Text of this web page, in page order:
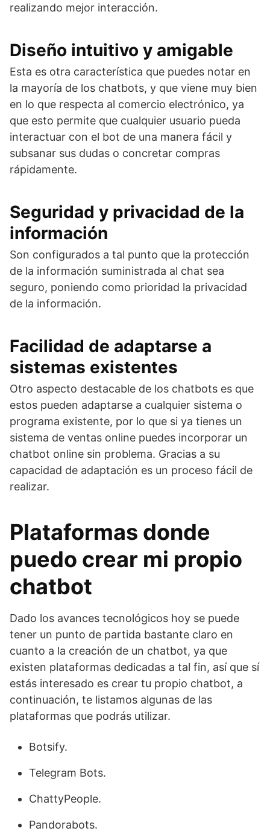
realizando mejor interacción.
Diseño intuitivo y amigable
Esta es otra característica que puedes notar en
la mayoría de los chatbots, y que viene muy bien
en lo que respecta al comercio electrónico, ya
que esto permite que cualquier usuario pueda
interactuar con el bot de una manera fácil y
subsanar sus dudas o concretar compras
rápidamente.
Seguridad y privacidad de la
información
Son configurados a tal punto que la protección
de la información suministrada al chat sea
seguro, poniendo como prioridad la privacidad
de la información.
Facilidad de adaptarse a
sistemas existentes
Otro aspecto destacable de los chatbots es que
estos pueden adaptarse a cualquier sistema o
programa existente, por lo que si ya tienes un
sistema de ventas online puedes incorporar un
chatbot online sin problema. Gracias a su
capacidad de adaptación es un proceso fácil de
realizar.
Plataformas donde
puedo crear mi propio
chatbot
Dado los avances tecnológicos hoy se puede
tener un punto de partida bastante claro en
cuanto a la creación de un chatbot, ya que
existen plataformas dedicadas a tal fin, así que sí
estás interesado es crear tu propio chatbot, a
continuación, te listamos algunas de las
plataformas que podrás utilizar.
Botsify.
Telegram Bots.
ChattyPeople.
Pandorabots.